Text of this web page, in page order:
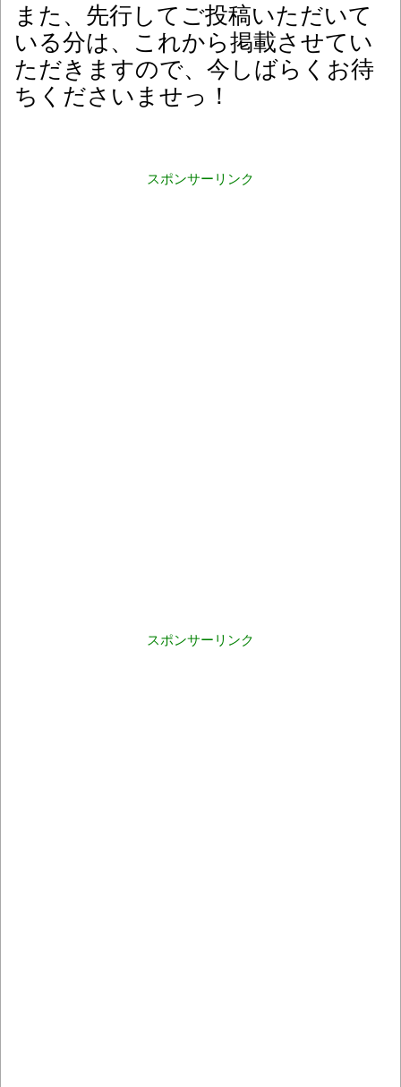
また、先行してご投稿いただいて
いる分は、これから掲載させてい
ただきますので、今しばらくお待
ちくださいませっ！
スポンサーリンク
スポンサーリンク